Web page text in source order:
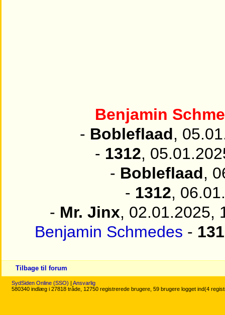
Benjamin
- Bobleflaad,
- 1312,
- Bobleflaad,
- 1312,
- Mr. Jinx, 02.01.2025,
Benjamin Schmedes -
Tilbage til forum
SydSiden Online (SSO) | Ansvarlig
580340 indlæg i 27818 tråde, 12750 registrerede brugere, 59 brugere logget ind(4